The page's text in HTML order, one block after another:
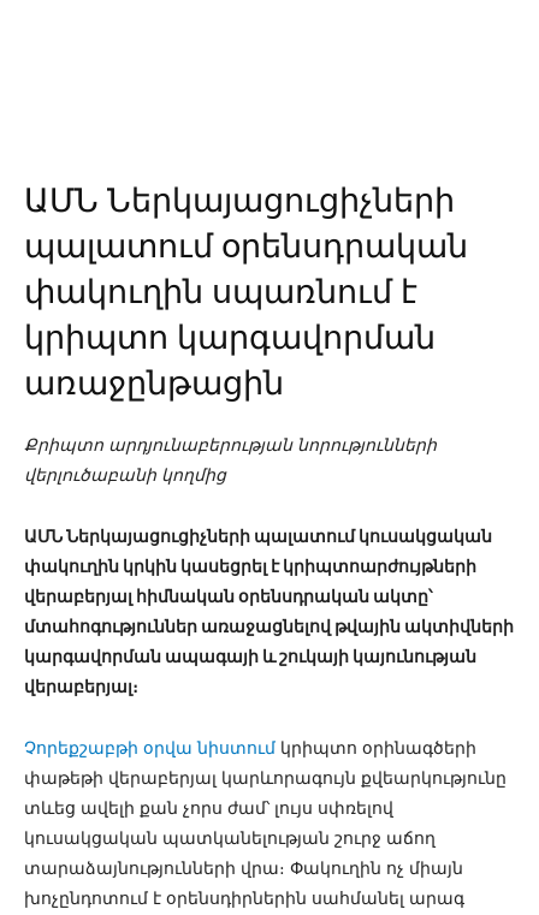
ԱՄՆ Ներկայացուցիչների
պալատում օրենսդրական
փակուղին սպառնում է
կրիպտո կարգավորման
առաջընթացին
Քրիպտո արդյունաբերության նորությունների
վերլուծաբանի կողմից
ԱՄՆ Ներկայացուցիչների պալատում կուսակցական
փակուղին կրկին կասեցրել է կրիպտոարժույթների
վերաբերյալ հիմնական օրենսդրական ակտը՝
մտահոգություններ առաջացնելով թվային ակտիվների
կարգավորման ապագայի և շուկայի կայունության
վերաբերյալ։
Չորեքշաբթի օրվա նիստում կրիպտո օրինագծերի
փաթեթի վերաբերյալ կարևորագույն քվեարկությունը
տևեց ավելի քան չորս ժամ՝ լույս սփռելով
կուսակցական պատկանելության շուրջ աճող
տարաձայնությունների վրա։ Փակուղին ոչ միայն
խոչընդոտում է օրենսդիրներին սահմանել արագ